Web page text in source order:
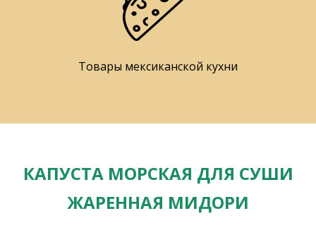
Товары мексиканской кухни
КАПУСТА МОРСКАЯ ДЛЯ СУШИ
ЖАРЕННАЯ МИДОРИ